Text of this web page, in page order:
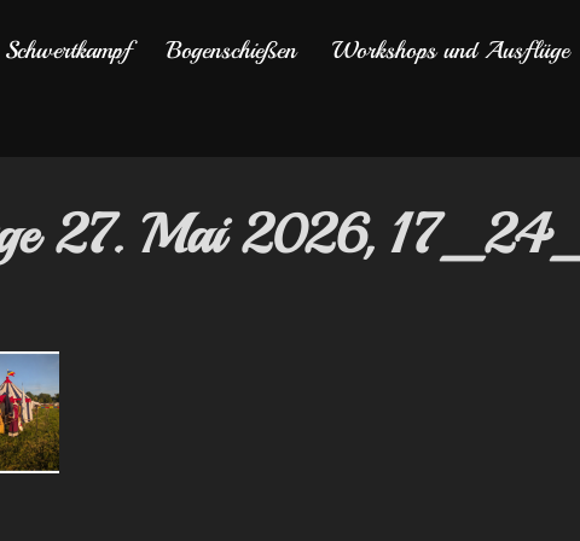
Schwertkampf Bogenschießen Workshops und Ausflüge
27. Mai 2026,